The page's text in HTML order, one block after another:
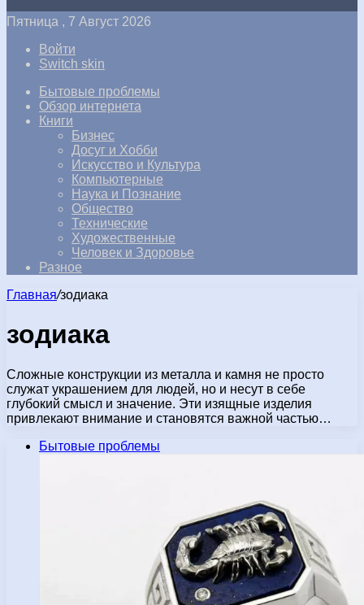
Пятница , 7 Август 2026
Войти
Switch skin
Бытовые проблемы
Обзор интернета
Книги
Бизнес
Досуг и Хобби
Искусство и Культура
Компьютерные
Наука и Познание
Общество
Технические
Художественные
Человек и Здоровье
Разное
Главная/зодиака
зодиака
Сложные конструкции из металла и камня не просто
служат украшением для людей, но и несут в себе
глубокий смысл и значение. Эти изящные изделия
привлекают внимание и становятся важной частью…
Бытовые проблемы